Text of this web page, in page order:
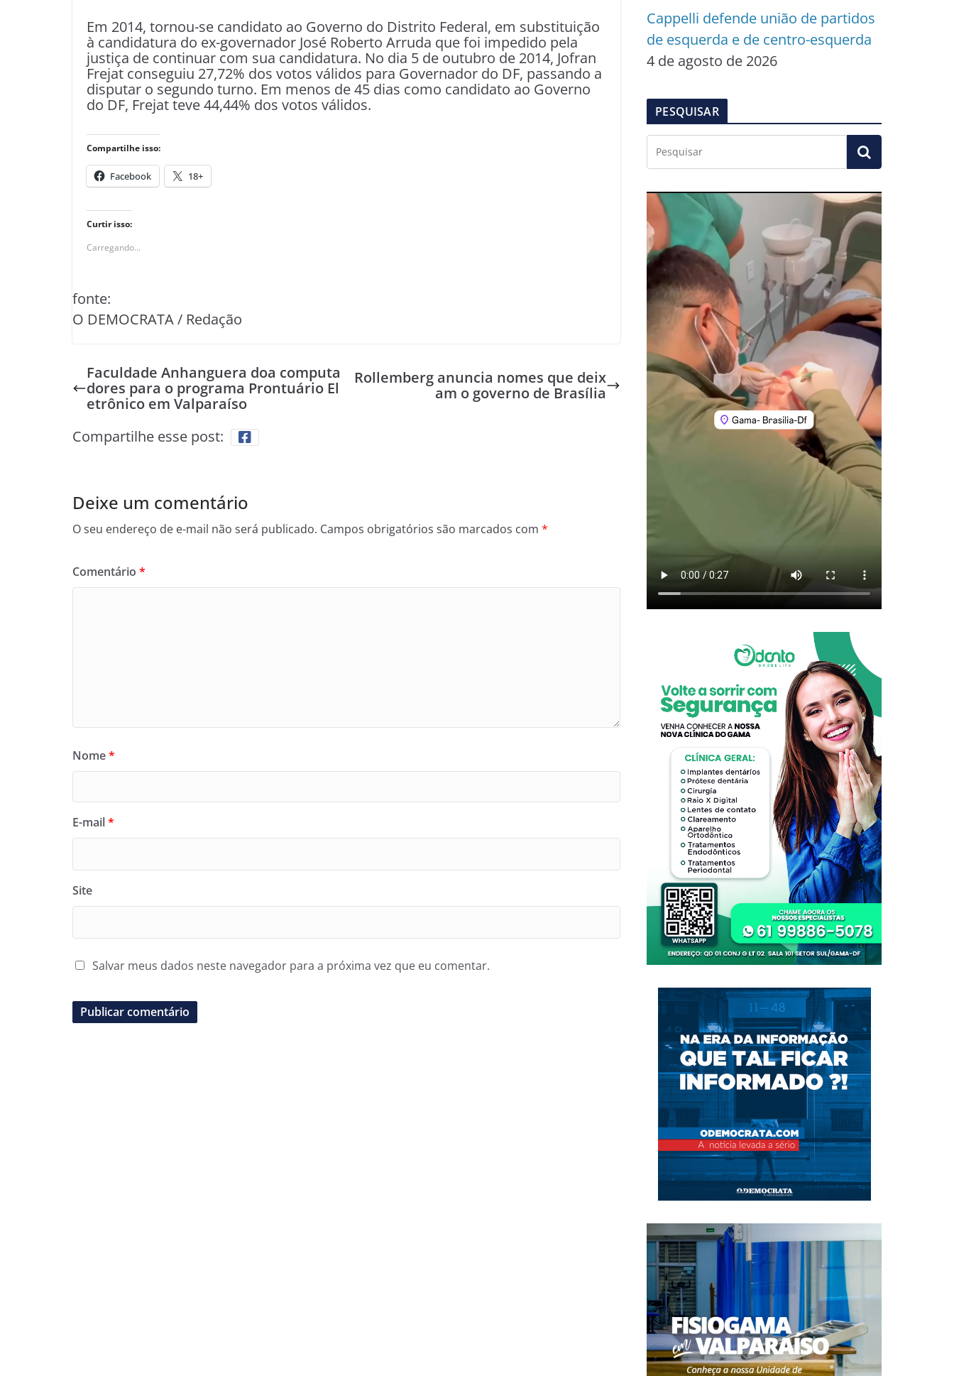
Em 2014, tornou-se candidato ao Governo do Distrito Federal, em substituição
à candidatura do ex-governador José Roberto Arruda que foi impedido pela
justiça de continuar com sua candidatura. No dia 5 de outubro de 2014, Jofran
Frejat conseguiu 27,72% dos votos válidos para Governador do DF, passando a
disputar o segundo turno. Em menos de 45 dias como candidato ao Governo
do DF, Frejat teve 44,44% dos votos válidos.
Compartilhe isso:
Facebook 18+
Curtir isso:
Carregando...
fonte:
O DEMOCRATA / Redação
Faculdade Anhanguera doa computa
dores para o programa Prontuário El
etrônico em Valparaíso
Rollemberg anuncia nomes que deix
am o governo de Brasília
Compartilhe esse post:
Deixe um comentário
O seu endereço de e-mail não será publicado. Campos obrigatórios são marcados com *
Comentário *
Nome*
E-mail*
Site
Salvar meus dados neste navegador para a próxima vez que eu comentar.
Cappelli defende união de partidos
de esquerda e de centro-esquerda
4 de agosto de 2026
PESQUISAR